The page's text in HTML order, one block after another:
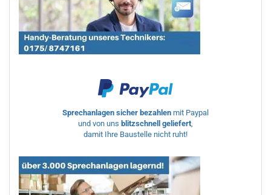
Sprechanlagen sicher bezahlen mit Paypal
und von uns blitzschnell geliefert,
damit Ihre Baustelle nicht ruht!